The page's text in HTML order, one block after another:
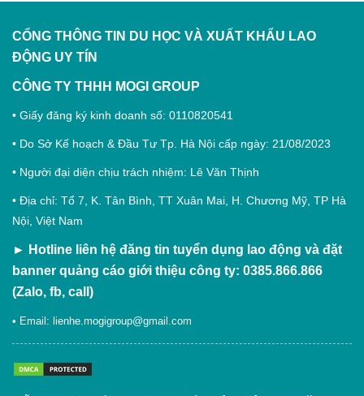
CỔNG THÔNG TIN DU HỌC VÀ XUẤT KHẨU LAO
ĐỘNG UY TÍN
CÔNG TY THHH MOGI GROUP
• Giấy đăng ký kinh doanh số: 0110820541
• Do Sở Kế hoạch & Đầu Tư Tp. Hà Nội cấp ngày: 21/08/2023
• Người đại diện chịu trách nhiệm: Lê Văn Thịnh
• Địa chỉ: Tổ 7, K. Tân Bình, TT Xuân Mai, H. Chương Mỹ, TP Hà
Nội, Việt Nam
► Hotline liên hệ đăng tin tuyển dụng lao động và đặt
banner quảng cáo giới thiệu công ty: 0385.866.866
(Zalo, fb, call)
• Email: lienhe.mogigroup@gmail.com